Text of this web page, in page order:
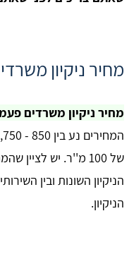
מחיר ניקיון
מחיר ניקיון משרדים פעמיים
של 100 מ''ר. יש
הניקיון השונות ובין
הניקיון.